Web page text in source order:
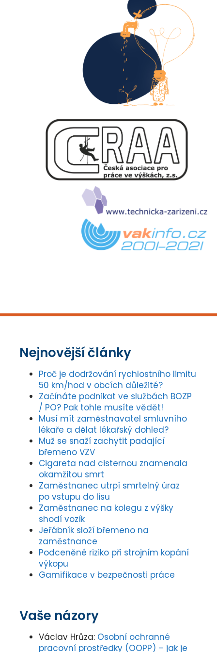
Nejnovější články
Proč je dodržování rychlostního limitu
50 km/hod v obcích důležité?
Začínáte podnikat ve službách BOZP
/ PO? Pak tohle musíte vědět!
Musí mít zaměstnavatel smluvního
lékaře a dělat lékařský dohled?
Muž se snaží zachytit padající
břemeno VZV
Cigareta nad cisternou znamenala
okamžitou smrt
Zaměstnanec utrpí smrtelný úraz
po vstupu do lisu
Zaměstnanec na kolegu z výšky
shodí vozík
Jeřábník složí břemeno na
zaměstnance
Podceněné riziko při strojním kopání
výkopu
Gamifikace v bezpečnosti práce
Vaše názory
Václav Hrůza: Osobní ochranné
pracovní prostředky (OOPP) – jak je